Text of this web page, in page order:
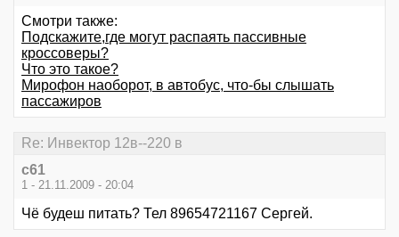
Смотри также:
Подскажите,где могут распаять пассивные
кроссоверы?
Что это такое?
Мирофон наоборот, в автобус, что-бы слышать
пассажиров
Re: Инвектор 12в--220 в
с61
1 - 21.11.2009 - 20:04
Чё будеш питать? Тел 89654721167 Сергей.